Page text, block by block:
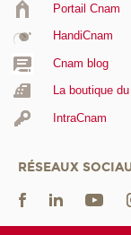
Portail Cnam
HandiCnam
Cnam blog
La boutique
IntraCnam
RÉSEAUX